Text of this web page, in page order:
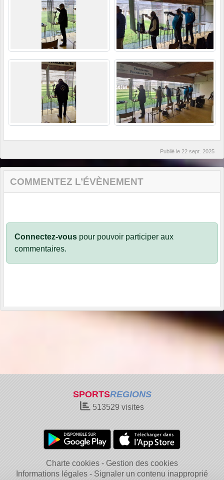
Publié le 22 sept. 2025
COMMENTEZ L’ÉVÈNEMENT
Connectez-vous pour pouvoir participer aux
commentaires.
SPORTSREGIONS
513529 visites
Charte cookies
Gestion des cookies
Informations légales
Signaler un contenu inapproprié